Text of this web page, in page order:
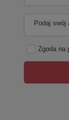
Podaj swój
Zgoda na